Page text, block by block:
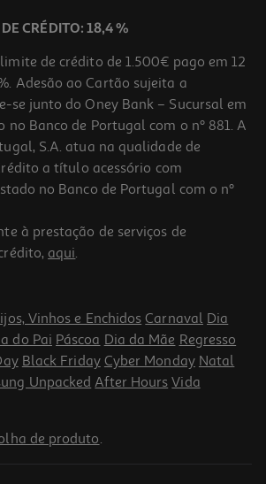
CRÉDITO: 18,4 %
de crédito de 1.500€ pago em 12
Adesão ao Cartão sujeita a
se junto do Oney Bank – Sucursal em
no Banco de Portugal com o nº 881. A
S.A. atua na qualidade de
a título acessório com
no Banco de Portugal com o nº
à prestação de serviços de
aqui.
Vinhos e Enchidos Carnaval Dia
do Pai Páscoa Dia da Mãe Regresso
Black Friday Cyber Monday Natal
Unpacked After Hours Vida
de produto.